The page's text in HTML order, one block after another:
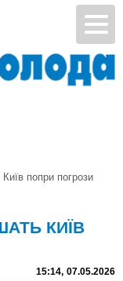
попри погрози
КИЇВ
15:14, 07.05.2026